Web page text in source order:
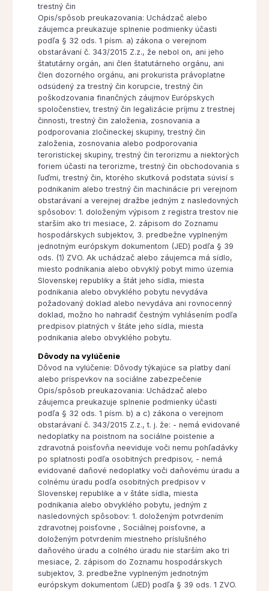
trestný čin
Opis/spôsob preukazovania: Uchádzač alebo
záujemca preukazuje splnenie podmienky účasti
podľa § 32 ods. 1 písm. a) zákona o verejnom
obstarávaní č. 343/2015 Z.z., že nebol on, ani jeho
štatutárny orgán, ani člen štatutárneho orgánu, ani
člen dozorného orgánu, ani prokurista právoplatne
odsúdený za trestný čin korupcie, trestný čin
poškodzovania finančných záujmov Európskych
spoločenstiev, trestný čin legalizácie príjmu z trestnej
činnosti, trestný čin založenia, zosnovania a
podporovania zločineckej skupiny, trestný čin
založenia, zosnovania alebo podporovania
teroristickej skupiny, trestný čin terorizmu a niektorých
foriem účasti na terorizme, trestný čin obchodovania s
ľuďmi, trestný čin, ktorého skutková podstata súvisí s
podnikaním alebo trestný čin machinácie pri verejnom
obstarávaní a verejnej dražbe jedným z nasledovných
spôsobov: 1. doloženým výpisom z registra trestov nie
starším ako tri mesiace, 2. zápisom do Zoznamu
hospodárskych subjektov, 3. predbežne vyplneným
jednotným európskym dokumentom (JED) podľa § 39
ods. (1) ZVO. Ak uchádzač alebo záujemca má sídlo,
miesto podnikania alebo obvyklý pobyt mimo územia
Slovenskej republiky a štát jeho sídla, miesta
podnikania alebo obvyklého pobytu nevydáva
požadovaný doklad alebo nevydáva ani rovnocenný
doklad, možno ho nahradiť čestným vyhlásením podľa
predpisov platných v štáte jeho sídla, miesta
podnikania alebo obvyklého pobytu.
Dôvody na vylúčenie
Dôvod na vylúčenie: Dôvody týkajúce sa platby daní
alebo príspevkov na sociálne zabezpečenie
Opis/spôsob preukazovania: Uchádzač alebo
záujemca preukazuje splnenie podmienky účasti
podľa § 32 ods. 1 písm. b) a c) zákona o verejnom
obstarávaní č. 343/2015 Z.z., t. j. že: - nemá evidované
nedoplatky na poistnom na sociálne poistenie a
zdravotná poisťovňa neeviduje voči nemu pohľadávky
po splatnosti podľa osobitných predpisov, - nemá
evidované daňové nedoplatky voči daňovému úradu a
colnému úradu podľa osobitných predpisov v
Slovenskej republike a v štáte sídla, miesta
podnikania alebo obvyklého pobytu, jedným z
nasledovných spôsobov: 1. doloženým potvrdením
zdravotnej poisťovne , Sociálnej poisťovne, a
doloženým potvrdením miestneho príslušného
daňového úradu a colného úradu nie starším ako tri
mesiace, 2. zápisom do Zoznamu hospodárskych
subjektov, 3. predbežne vyplneným jednotným
európskym dokumentom (JED) podľa § 39 ods. 1 ZVO.